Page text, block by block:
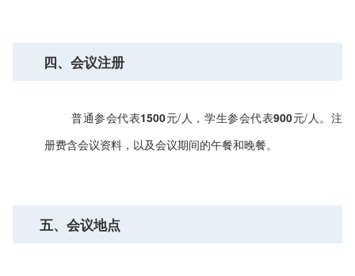
四、会议注册
普通参会代表1500元/人，学生参会代表900元/人。注
册费含会议资料，以及会议期间的午餐和晚餐。
五、会议地点